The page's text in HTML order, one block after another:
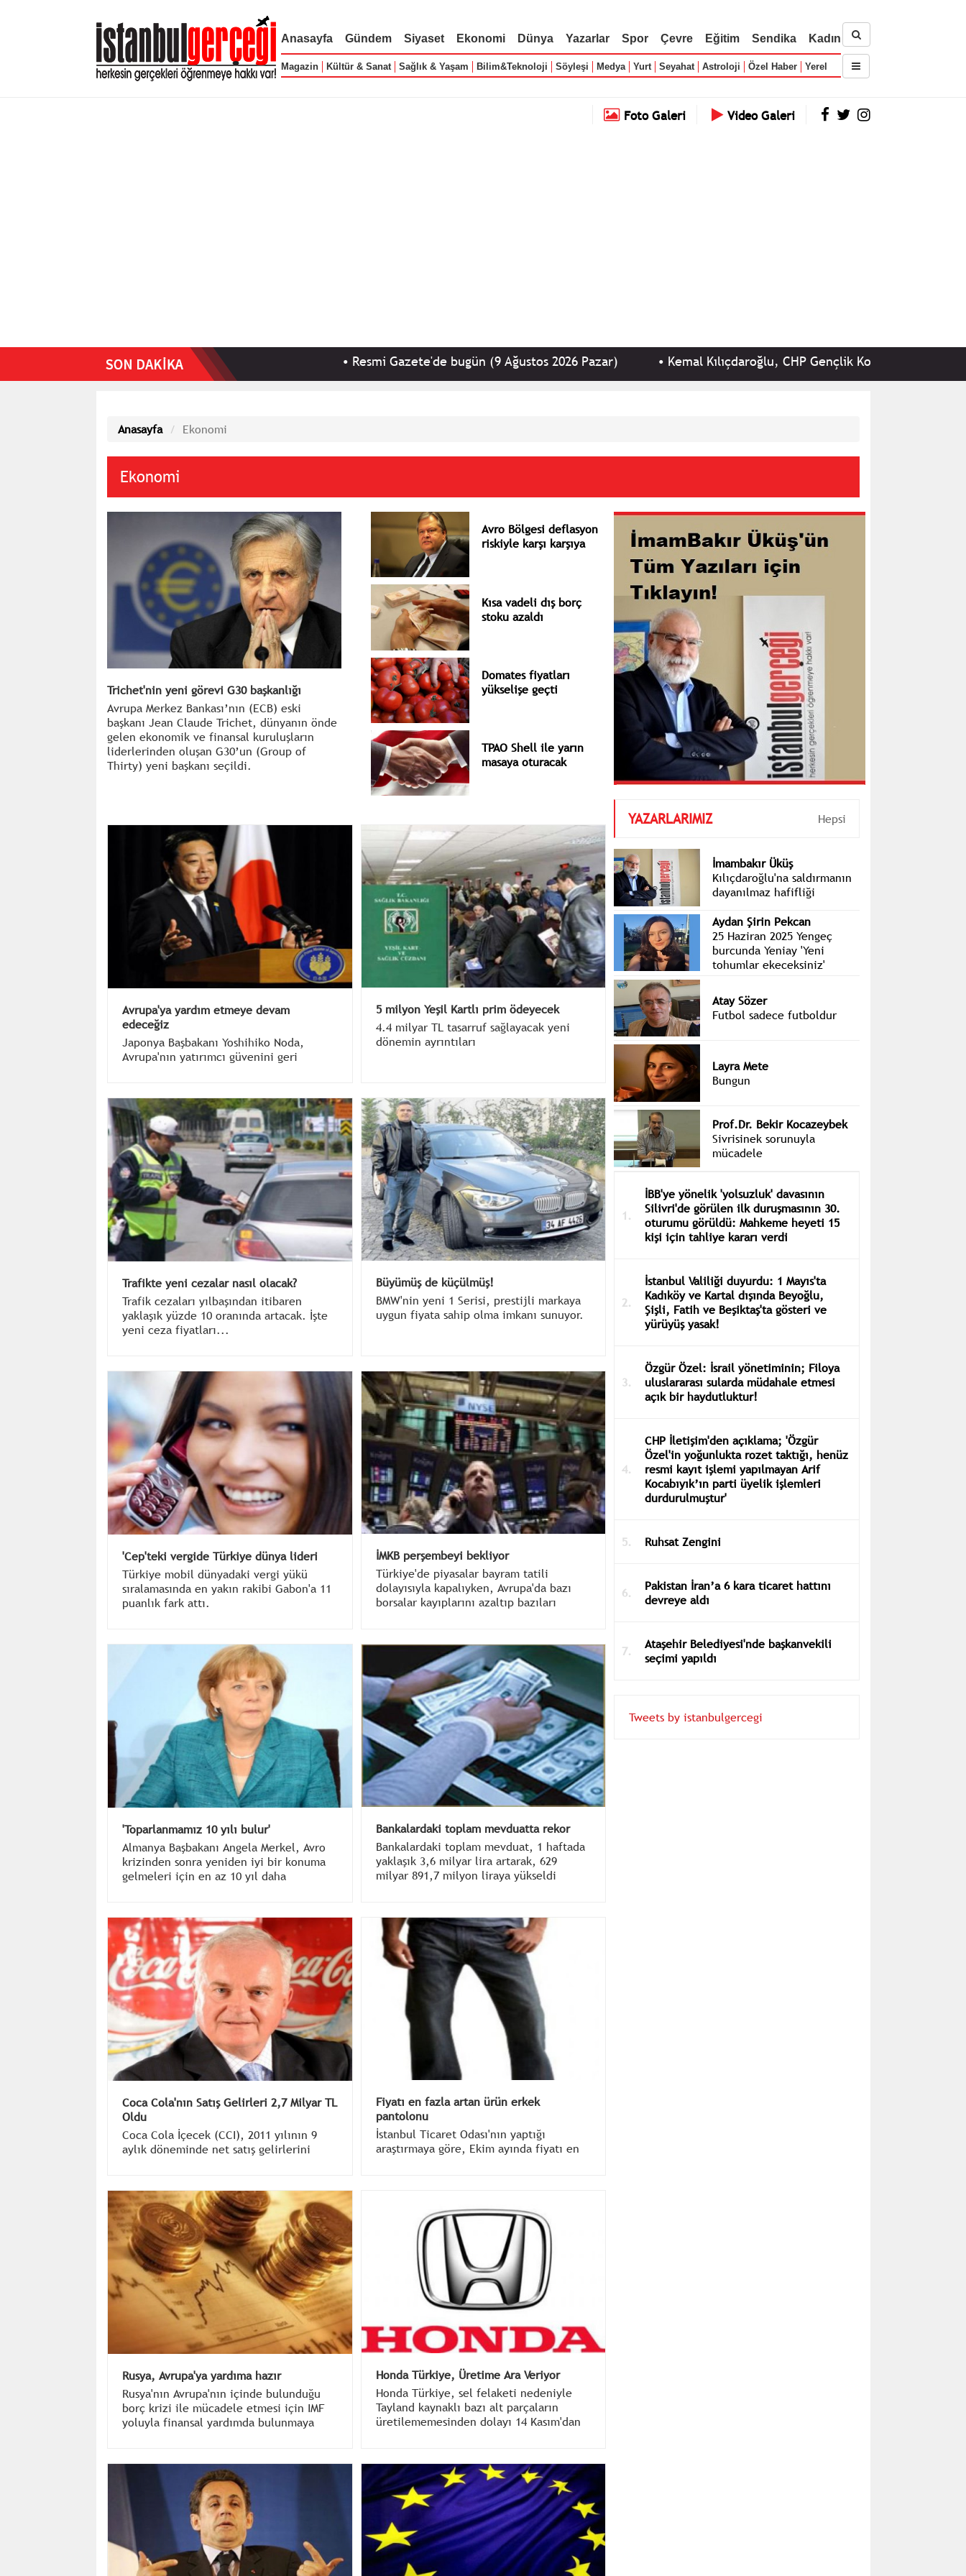
Anasayfa Gündem Siyaset Ekonomi Dünya Yazarlar Spor Çevre Eğitim Sendika Kadın
Magazin Kültür & Sanat Sağlık & Yaşam Bilim&Teknoloji Söyleşi Medya Yurt Seyahat Astroloji Özel Haber Yerel
Foto Galeri Video Galeri
Resmi Gazete'de bugün (9 Ağustos 2026 Pazar) • Kemal Kılıçdaroğlu, CHP Gençlik Kolları Başkanı ve yönetimini
Anasayfa Ekonomi
Ekonomi
Trichet'nin yeni görevi G30 başkanlığı
Avrupa Merkez Bankası’nın (ECB) eski
başkanı Jean Claude Trichet, dünyanın önde
gelen ekonomik ve finansal kuruluşların
liderlerinden oluşan G30’un (Group of
Thirty) yeni başkanı seçildi.
Avro Bölgesi deflasyon
riskiyle karşı karşıya
Kısa vadeli dış borç
stoku azaldı
Domates fiyatları
yükselişe geçti
TPAO Shell ile yarın
masaya oturacak
Avrupa'ya yardım etmeye devam
edeceğiz
Japonya Başbakanı Yoshihiko Noda,
Avrupa'nın yatırımcı güvenini geri
devam edeceğini bildirdi.
5 milyon Yeşil Kartlı prim ödeyecek
4.4 milyar TL tasarruf sağlayacak yeni
dönemin ayrıntıları
Trafikte yeni cezalar nasıl olacak?
Trafik cezaları yılbaşından itibaren
yaklaşık yüzde 10 oranında artacak. İşte
yeni ceza fiyatları...
Büyümüş de küçülmüş!
BMW'nin yeni 1 Serisi, prestijli markaya
uygun fiyata sahip olma imkanı sunuyor.
'Cep'teki vergide Türkiye dünya lideri
Türkiye mobil dünyadaki vergi yükü
sıralamasında en yakın rakibi Gabon'a 11
puanlık fark attı.
İMKB perşembeyi bekliyor
Türkiye'de piyasalar bayram tatili
dolayısıyla kapalıyken, Avrupa'da bazı
borsalar kayıplarını azaltıp bazıları
'Toparlanmamız 10 yılı bulur'
Almanya Başbakanı Angela Merkel, Avro
krizinden sonra yeniden iyi bir konuma
gelmeleri için en az 10 yıl daha
Bankalardaki toplam mevduatta rekor
Bankalardaki toplam mevduat, 1 haftada
yaklaşık 3,6 milyar lira artarak, 629
milyar 891,7 milyon liraya yükseldi
Coca Cola'nın Satış Gelirleri 2,7 Milyar TL
Oldu
Coca Cola İçecek (CCI), 2011 yılının 9
aylık döneminde net satış gelirlerini
Fiyatı en fazla artan ürün erkek
pantolonu
İstanbul Ticaret Odası'nın yaptığı
araştırmaya göre, Ekim ayında fiyatı en
Rusya, Avrupa'ya yardıma hazır
Rusya'nın Avrupa'nın içinde bulunduğu
borç krizi ile mücadele etmesi için IMF
yoluyla finansal yardımda bulunmaya
Honda Türkiye, Üretime Ara Veriyor
Honda Türkiye, sel felaketi nedeniyle
Tayland kaynaklı bazı alt parçaların
üretilememesinden dolayı 14 Kasım'dan
Kılıçdaroğlu'na saldırmanın
dayanılmaz hafifliği
Aydan Şirin Pekcan
25 Haziran 2025 Yengeç
burcunda Yeniay 'Yeni
tohumlar ekeceksiniz'
Futbol sadece futboldur
Bungun
Sivrisinek sorunuyla
mücadele
İBB'ye yönelik 'yolsuzluk' davasının
Silivri'de görülen ilk duruşmasının 30.
oturumu görüldü: Mahkeme heyeti 15
kişi için tahliye kararı verdi
Kadıköy ve Kartal dışında Beyoğlu,
Şişli, Fatih ve Beşiktaş'ta gösteri ve
yürüyüş yasak!
uluslararası sularda müdahale etmesi
açık bir haydutluktur!
Özel'in yoğunlukta rozet taktığı, henüz
resmi kayıt işlemi yapılmayan Arif
Kocabıyık’ın parti üyelik işlemleri
durdurulmuştur'
devreye aldı
seçimi yapıldı